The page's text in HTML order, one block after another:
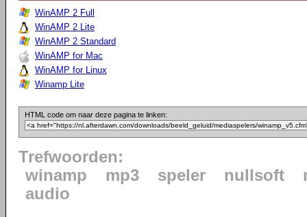
WinAMP 2 Full
WinAMP 2 Lite
WinAMP 2 Standard
WinAMP for Mac
WinAMP for Linux
Winamp Lite
HTML code om naar deze pagina te linken:
Trefwoorden:
winamp
mp3 speler nullsoft
audio